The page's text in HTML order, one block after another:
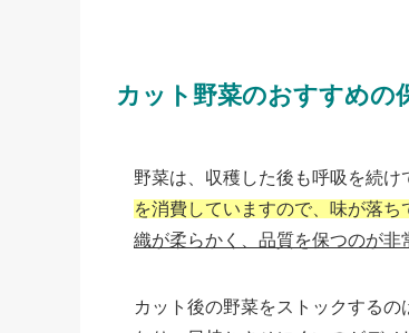
カット野菜のおすすめの
野菜は、収穫した後も呼吸を続け
を消費していますので、味が落ち
織が柔らかく、品質を保つのが
カット後の野菜をストックする